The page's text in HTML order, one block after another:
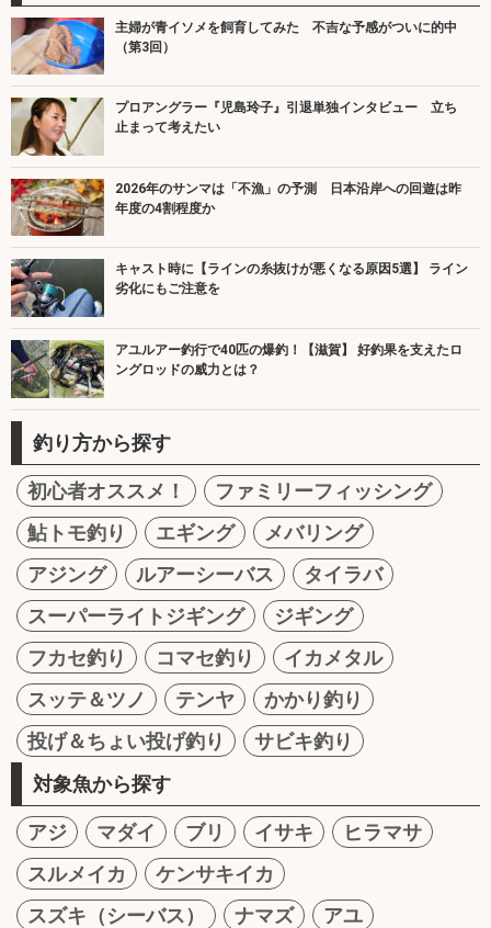
主婦が青イソメを飼育してみた 不吉な予感がついに的中
（第3回）
プロアングラー『児島玲子』引退単独インタビュー 立ち
止まって考えたい
2026年のサンマは「不漁」の予測 日本沿岸への回遊は昨
年度の4割程度か
キャスト時に【ラインの糸抜けが悪くなる原因5選】 ライン
劣化にもご注意を
アユルアー釣行で40匹の爆釣！【滋賀】 好釣果を支えたロ
ングロッドの威力とは？
釣り方から探す
初心者オススメ！
ファミリーフィッシング
鮎トモ釣り
エギング
メバリング
アジング
ルアーシーバス
タイラバ
スーパーライトジギング
ジギング
フカセ釣り
コマセ釣り
イカメタル
スッテ＆ツノ
テンヤ
かかり釣り
投げ＆ちょい投げ釣り
サビキ釣り
対象魚から探す
アジ マダイ ブリ イサキ
ヒラマサ
スルメイカ
ケンサキイカ
スズキ（シーバス）
ナマズ
アユ